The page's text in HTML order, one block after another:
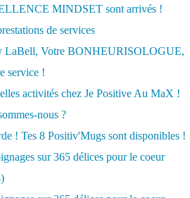
MINDSET sont arrivés !
de services
LaBell, Votre BONHEURISOLOGUE,
service !
activités chez Je Positive Au MaX !
nous ?
! Tes 8 Positiv'Mugs sont disponibles !
sur 365 délices pour le coeur